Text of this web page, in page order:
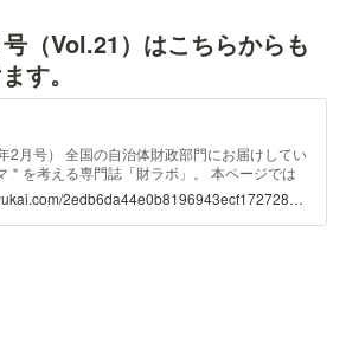
（Vol.21）はこちらからも
す。
月号） 全国の自治体財政部門にお届けしてい
＂を考える専門誌「財ラボ」。 本ページでは
く）をお読みいただけます。 電子版を読む
を読む Vol.18（2025.12） Vol.18を読
https://new-zaiseikenkyukai.com/2edb6da44e0b8196943ecf1727282339#:~:text=%E8%B2%A1Lover%E7%99%BB%E9%8C%B2-,Vol.19%EF%BC%882026.2%EF%BC%89,-Vol.19%E3%82%92